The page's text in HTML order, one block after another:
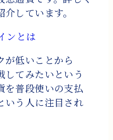
しています。
ンとは
が低いことから
してみたいという
を普段使いの支払
いう人に注目され